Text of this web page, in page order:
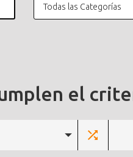
Todas las Categorías
el